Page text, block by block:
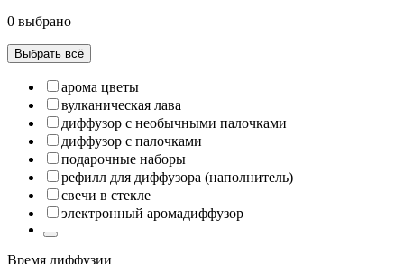
0 выбрано
Выбрать всё
арома цветы
вулканическая лава
диффузор с необычными палочками
диффузор с палочками
подарочные наборы
рефилл для диффузора (наполнитель)
свечи в стекле
электронный аромадиффузор
Время диффузии